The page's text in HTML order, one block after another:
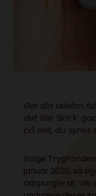
Gør din telefon
det lille ‘Brick’
på det, du synes
Ifølge
januar 2026, så
adspurgte at “de